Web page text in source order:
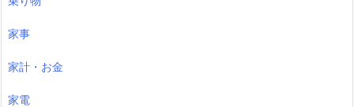
家事
家計・お金
家電